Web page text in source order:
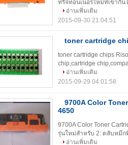
ทริจทอนเนอร์ใหม่ที่เข้ากัน
อ่านเพิ่มเติม
2015-09-30 21:04:51
toner cartridge
toner cartridge chips
chip,cartridge
อ่านเพิ่มเติม
2015-09-29 04:01:58
9700A Color
4650
9700A Color Toner
รุ่นใหม่สำหรับ 2: ตลับหมึกพิ
อ่านเพิ่มเติม